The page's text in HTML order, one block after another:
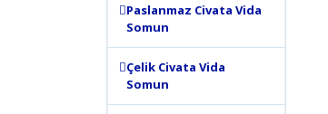
Paslanmaz Civata Vida
Somun
Çelik Civata Vida
Somun